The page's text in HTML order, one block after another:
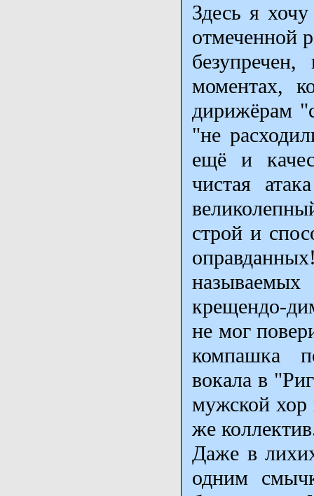
Здесь я
отмеченной
моментах,
дирижёрам
"не
ещё и
чистая
строй и
крещендо-
не мог
компашка
вокала в
мужской хор
же
Даже в
одним